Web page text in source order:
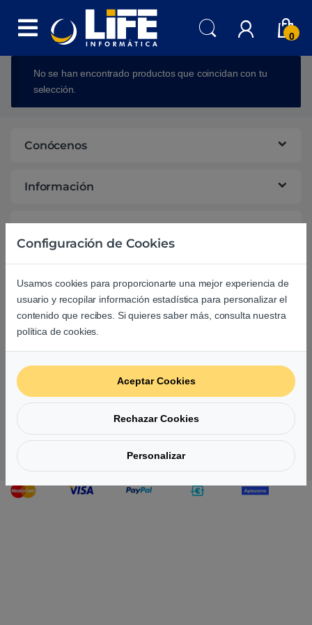
0
No se han encontrado productos que coincidan con tu
selección.
Conócenos
Información
Campañas
Ayuda
Suscríbete a nuestra newsletter
Configuración de Cookies
Usamos cookies para proporcionarte una mejor experiencia de
usuario y recopilar información estadística para personalizar el
contenido que recibes. Si quieres saber más, consulta nuestra
política de cookies.
Aceptar Cookies
Rechazar Cookies
Personalizar